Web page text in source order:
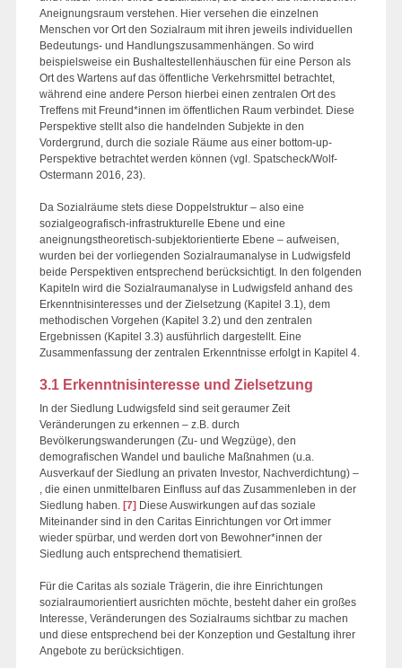
Aneignungsraum verstehen. Hier versehen die einzelnen
Menschen vor Ort den Sozialraum mit ihren jeweils individuellen
Bedeutungs- und Handlungszusammenhängen. So wird
beispielsweise ein Bushaltestellenhäuschen für eine Person als
Ort des Wartens auf das öffentliche Verkehrsmittel betrachtet,
während eine andere Person hierbei einen zentralen Ort des
Treffens mit Freund*innen im öffentlichen Raum verbindet. Diese
Perspektive stellt also die handelnden Subjekte in den
Vordergrund, durch die soziale Räume aus einer bottom-up-
Perspektive betrachtet werden können (vgl. Spatscheck/Wolf-
Ostermann 2016, 23).
Da Sozialräume stets diese Doppelstruktur – also eine
sozialgeografisch-infrastrukturelle Ebene und eine
aneignungstheoretisch-subjektorientierte Ebene – aufweisen,
wurden bei der vorliegenden Sozialraumanalyse in Ludwigsfeld
beide Perspektiven entsprechend berücksichtigt. In den folgenden
Kapiteln wird die Sozialraumanalyse in Ludwigsfeld anhand des
Erkenntnisinteresses und der Zielsetzung (Kapitel 3.1), dem
methodischen Vorgehen (Kapitel 3.2) und den zentralen
Ergebnissen (Kapitel 3.3) ausführlich dargestellt. Eine
Zusammenfassung der zentralen Erkenntnisse erfolgt in Kapitel 4.
3.1 Erkenntnisinteresse und Zielsetzung
In der Siedlung Ludwigsfeld sind seit geraumer Zeit
Veränderungen zu erkennen – z.B. durch
Bevölkerungswanderungen (Zu- und Wegzüge), den
demografischen Wandel und bauliche Maßnahmen (u.a.
Ausverkauf der Siedlung an privaten Investor, Nachverdichtung) –
, die einen unmittelbaren Einfluss auf das Zusammenleben in der
Siedlung haben. [7] Diese Auswirkungen auf das soziale
Miteinander sind in den Caritas Einrichtungen vor Ort immer
wieder spürbar, und werden dort von Bewohner*innen der
Siedlung auch entsprechend thematisiert.
Für die Caritas als soziale Trägerin, die ihre Einrichtungen
sozialraumorientiert ausrichten möchte, besteht daher ein großes
Interesse, Veränderungen des Sozialraums sichtbar zu machen
und diese entsprechend bei der Konzeption und Gestaltung ihrer
Angebote zu berücksichtigen.